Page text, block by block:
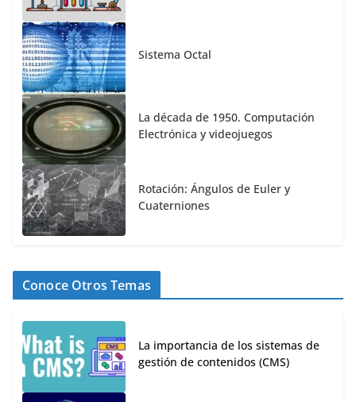
Sistema Octal
La década de 1950. Computación
Electrónica y videojuegos
Rotación: Ángulos de Euler y
Cuaterniones
Conoce Otros Temas
La importancia de los sistemas de
gestión de contenidos (CMS)